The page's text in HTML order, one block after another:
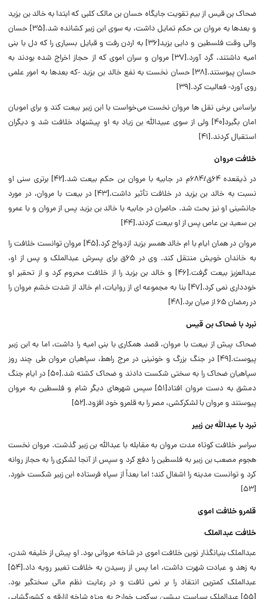
ضحاک بن قیس از بیم تقویت جایگاه حسان بن مالک کلبی که ابتدا به خالد بن یزید
و بعدها به مروان بن حکم تمایل داشت، به سوی ابن زبیر کشانده شد.[۳۵] حسان
والی وقت فلسطین و دایی یزید[۳۶] به اردن رفت و قبایل بسیاری را که دل با بنی
امیه داشتند، گرد آورد.[۳۷]
مروان و سران اموی که از حجاز اخراج شده بودند به
حسان پیوستند.[۳۸] حسان نخست به نفع خالد بن یزید -که بعدها به امور علمی
روی آورد- فعالیت کرد.[۳۹]
براساس برخی نقل ها مروان نخست می‌خواست با ابن زبیر بیعت کند و برای امویان
امان بگیرد[۴۰] ولی از سوی عبیدالله بن زیاد به او پیشنهاد خلافت شد و دیگران
استقبال کردند.[۴۱]
خلافت مروان
در ذیقعده ۶۴ق/۶۸۴م در جابیه با مروان بن حکم بیعت شد.[۴۲] برتری سنی او
نسبت به خالد بن یزید در خلافت تأثیر داشت.[۴۳] در بیعت با مروان، در مورد
جانشینی او نیز بحث شد. حاضران در جابیه با خالد بن یزید پس از مروان و با عمرو
بن سعید بن عاص پس از او بیعت کردند.[۴۴]
مروان در همان ایام با ام خالد همسر یزید ازدواج کرد.[۴۵] مروان توانست خلافت را
به خاندان خویش منتقل کند. وی در ۶۵ق برای پسرش عبدالملک و پس از او،
عبدالعزیز بیعت گرفت.[۴۶] و خالد بن یزید را از خلافت محروم کرد و از تحقیر او
خودداری نمی کرد.[۴۷]
بنا به مجموعه ای از روایات، ام خالد از شدت خشم مروان را
در رمضان ۶۵ از میان برد.[۴۸]
نبرد با ضحاک بن قیس
ضحاک پیش از بیعت با مروان، قصد همکاری با بنی امیه را داشت، اما به ابن زبیر
پیوست.[۴۹] در جنگ بزرگ و خونینی در مرج راهط، سپاهیان مروان طی چند روز
سپاهیان ضحاک را به سختی شکست دادند و ضحاک کشته شد.[۵۰]
در ایام جنگ
دمشق به دست مروان افتاد[۵۱] سپس شهرهای دیگر شام و فلسطین به مروان
پیوستند و مروان با لشکرکشی، مصر را به قلمرو خود افزود.[۵۲]
نبرد با عبدالله بن زبیر
سراسر خلافت کوتاه مدت مروان به مقابله با عبدالله بن زبیر گذشت. مروان نخست
هجوم مصعب بن زبیر به فلسطین را دفع کرد و سپس از آنجا لشکری را به حجاز روانه
کرد و توانست مدینه را اشغال کند؛ اما بعداً از سپاه فرستاده ابن زبیر شکست خورد.
[۵۳]
قلمرو خلافت اموی
خلافت عبدالملک
عبدالملک بنیانگذار نوین خلافت اموی در شاخه مروانی بود. او پیش از خلیفه شدن،
به زهد و عبادت شهرت داشت، اما پس از رسیدن به خلافت تغییر رویه داد.[۵۴]
عبدالملک کمترین انتقاد را بر نمی تافت و در رعایت نظم مالی سختگیر بود.